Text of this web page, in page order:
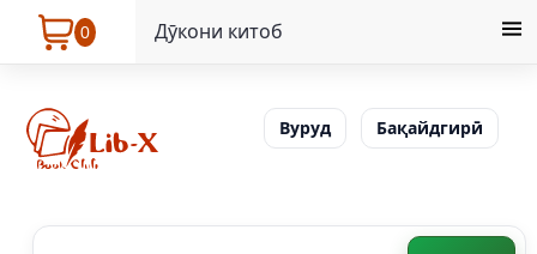
0 Дӯкони китоб
Вуруд Бақайдгирӣ